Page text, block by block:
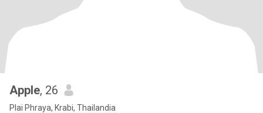
Apple, 26
Plai Phraya, Krabi, Thailandia